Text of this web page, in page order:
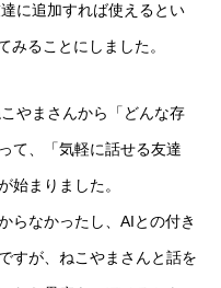
に追加すれば使えるとい
みることにしました。
やまさんから「どんな存
て、「気軽に話せる友達
始まりました。
らなかったし、AIとの付き
すが、ねこやまさんと話を